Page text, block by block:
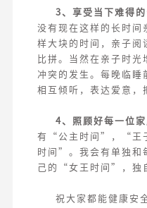
3、享受当下难得的
没有现在这样的长时间
样大块的时间，亲子阅
比拼。当然在亲子时光
冲突的发生。每晚临睡
相互倾听，表达爱意
4、照顾好每一位家
有“公主时间”，“王
时间”。我会有单独和
己的“女王时间”，独
祝大家都能健康安